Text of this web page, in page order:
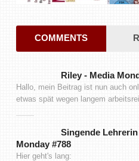
COMMENTS
Riley- Media
Hallo, mein Beitrag ist nun auch
etwas spät wegen langem
Singende
Monday #788
Hier geht's lang: